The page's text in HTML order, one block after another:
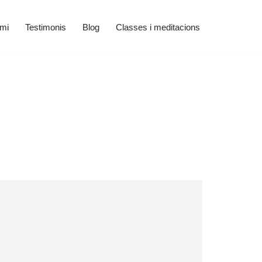
Testimonis Blog Classes i meditacions